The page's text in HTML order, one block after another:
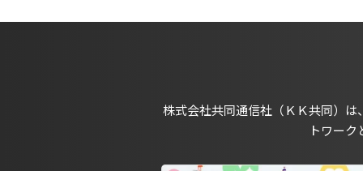
株式会社共同通信社（ＫＫ共同）
トワー